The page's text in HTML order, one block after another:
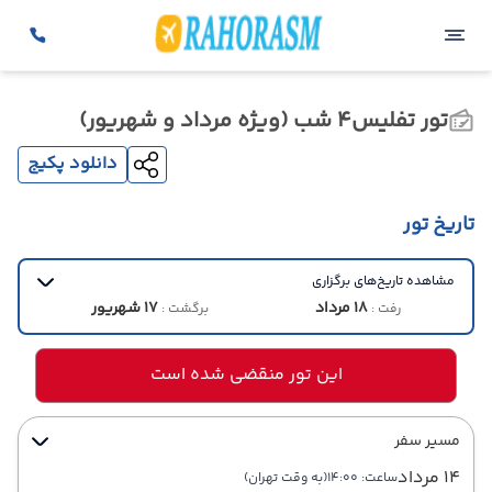
تور تفلیس4 شب (ویژه مرداد و شهریور)
دانلود پکیج
تاریخ تور
مشاهده تاریخ‌های برگزاری
رفت : 18 مرداد برگشت :17 شهریور
این تور منقضی شده است
مسیر سفر
14 مرداد ساعت: 14:00 (به وقت تهران)